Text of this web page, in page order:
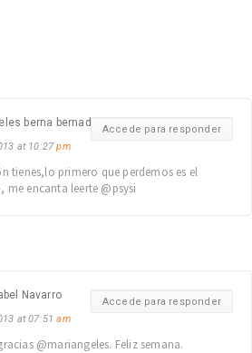
Accede para responder
berna bernad
at 10:27pm
tienes,lo primero que perdemos es el
me encanta leerte @psysi
Accede para responder
Navarro
at 07:51am
@mariangeles. Feliz semana.